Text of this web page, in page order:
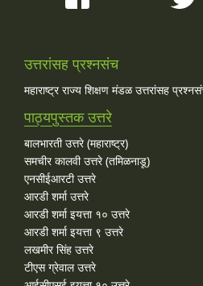
उत्तरांसह प्रश्नसंच
महाराष्ट्र राज्य शिक्षण मंडळ उत्तरांसह
पाठ्यपुस्तक उत्तरे
बालभारती उत्तरे (महाराष्ट्र)
समचीर कालवी उत्तरे (तमिळनाडू)
एनसीईआरटी उत्तरे
आरडी शर्मा उत्तरे
आरडी शर्मा इयत्ता १० उत्तरे
आरडी शर्मा इयत्ता ९ उत्तरे
लखमीर सिंह उत्तरे
टीएस ग्रेवाल उत्तरे